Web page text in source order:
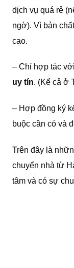
dịch vụ quá rẻ
ngờ). Vì bản
cao.
– Chỉ hợp tác với
uy tín. (Kể cả ở
– Hợp đồng ký
buộc cần có và
Trên đây là
chuyển nhà từ
tâm và có sự